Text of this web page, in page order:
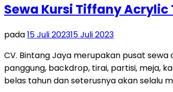
Sewa Kursi Tiffany
pada15 Juli 202315 Juli 2023
CV. Bintang Jaya merupakan pusat
panggung, backdrop, tirai, partisi, meja,
belas tahun dan seterusnya akan selalu